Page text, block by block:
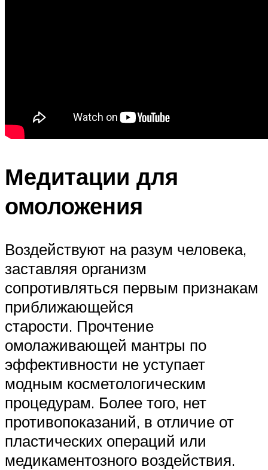
Медитации для
омоложения
Воздействуют на разум человека,
заставляя организм
сопротивляться первым признакам
приближающейся
старости. Прочтение
омолаживающей мантры по
эффективности не уступает
модным косметологическим
процедурам. Более того, нет
противопоказаний, в отличие от
пластических операций или
медикаментозного воздействия.